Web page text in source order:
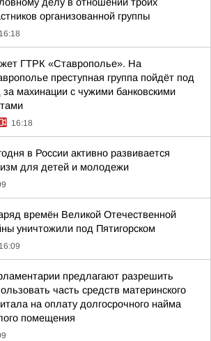
организованной группы
16:18
ГТРК «Ставрополье». На
преступная группа пойдёт под
за махинации с чужими банковскими
16:18
в России активно развивается
для детей и молодежи
времён Великой Отечественной
уничтожили под Пятигорском
16:09
предлагают разрешить
часть средств материнского
на оплату долгосрочного найма
помещения